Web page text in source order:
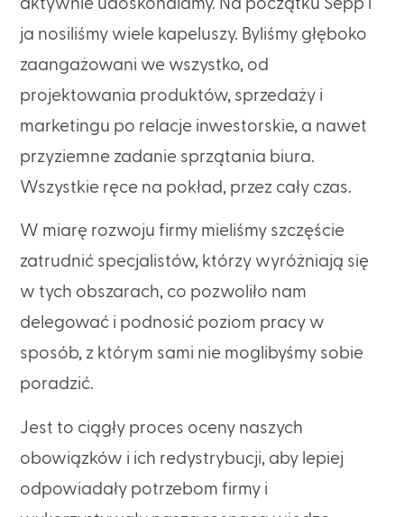
aktywnie udoskonalamy. Na początku Sepp i
ja nosiliśmy wiele kapeluszy. Byliśmy głęboko
zaangażowani we wszystko, od
projektowania produktów, sprzedaży i
marketingu po relacje inwestorskie, a nawet
przyziemne zadanie sprzątania biura.
Wszystkie ręce na pokład, przez cały czas.
W miarę rozwoju firmy mieliśmy szczęście
zatrudnić specjalistów, którzy wyróżniają się
w tych obszarach, co pozwoliło nam
delegować i podnosić poziom pracy w
sposób, z którym sami nie moglibyśmy sobie
poradzić.
Jest to ciągły proces oceny naszych
obowiązków i ich redystrybucji, aby lepiej
odpowiadały potrzebom firmy i